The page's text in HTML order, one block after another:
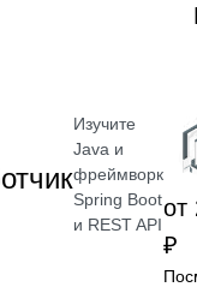
Изучите
Java и
фреймворк
Spring Boot
и REST API
от
₽